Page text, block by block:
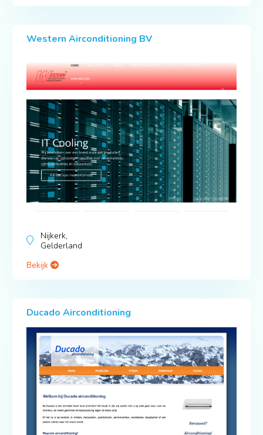
Western Airconditioning BV
Nijkerk,
Gelderland
Bekijk
Ducado Airconditioning